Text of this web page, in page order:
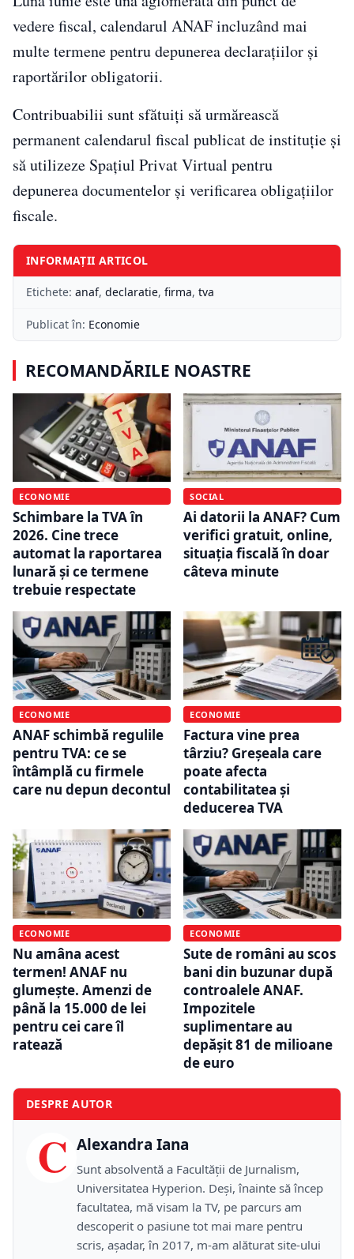
vedere fiscal, calendarul ANAF incluzând mai
multe termene pentru depunerea declarațiilor și
raportărilor obligatorii.
Contribuabilii sunt sfătuiți să urmărească
permanent calendarul fiscal publicat de instituție și
să utilizeze Spațiul Privat Virtual pentru
depunerea documentelor și verificarea obligațiilor
fiscale.
INFORMAȚII ARTICOL
Etichete: anaf, declaratie, firma, tva
Publicat în: Economie
RECOMANDĂRILE NOASTRE
ECONOMIE
Schimbare la TVA în
2026. Cine trece
automat la raportarea
lunară și ce termene
trebuie respectate
SOCIAL
Ai datorii la ANAF? Cum
verifici gratuit, online,
situația fiscală în doar
câteva minute
ECONOMIE
ANAF schimbă regulile
pentru TVA: ce se
întâmplă cu firmele
care nu depun decontul
ECONOMIE
Factura vine prea
târziu? Greșeala care
poate afecta
contabilitatea și
deducerea TVA
ECONOMIE
Nu amâna acest
termen! ANAF nu
glumește. Amenzi de
până la 15.000 de lei
pentru cei care îl
ratează
ECONOMIE
Sute de români au scos
bani din buzunar după
controalele ANAF.
Impozitele
suplimentare au
depășit 81 de milioane
de euro
DESPRE AUTOR
C Alexandra Iana
Sunt absolventă a Facultății de Jurnalism,
Universitatea Hyperion. Deși, înainte să încep
facultatea, mă visam la TV, pe parcurs am
descoperit o pasiune tot mai mare pentru
scris, așadar, în 2017, m-am alăturat site-ului